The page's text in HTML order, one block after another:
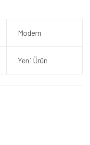
Modern
Yeni Ürün